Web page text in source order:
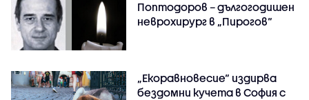
Поптодоров – дългогодишен
неврохирург в „Пирогов“
„Екоравновесие“ издирва
бездомни кучета в София с